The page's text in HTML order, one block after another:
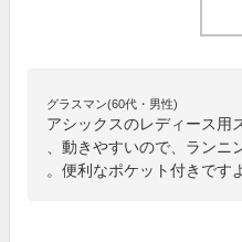
グラスマン(60代・男性)
アシックスのレディース用
、動きやすいので、ラン
。便利なポケット付きです